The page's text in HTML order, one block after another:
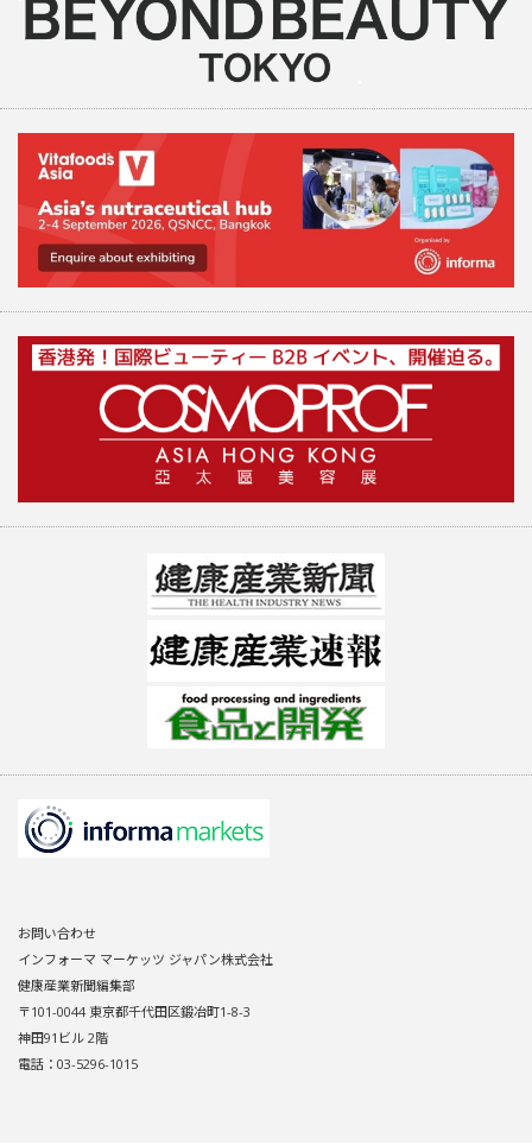
お問い合わせ
インフォーマ マーケッツ ジャパン株式会社
健康産業新聞編集部
〒101-0044 東京都千代田区鍛冶町1-8-3
神田91ビル 2階
電話：03-5296-1015